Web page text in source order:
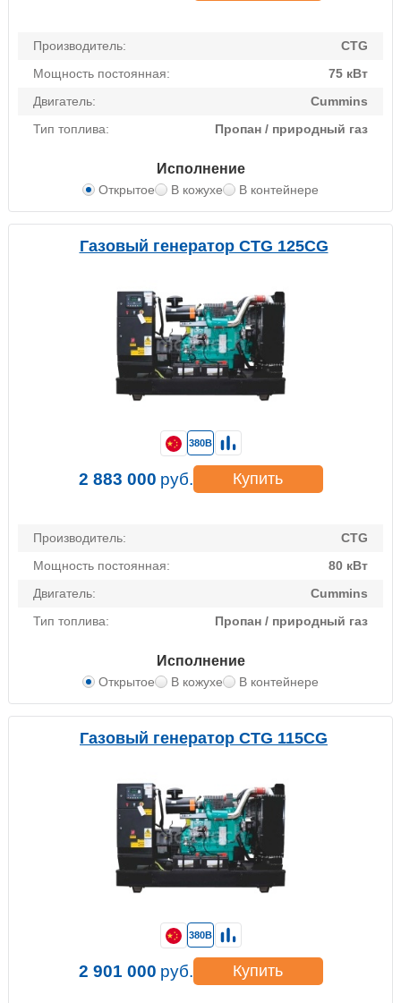
Производитель:
CTG
Мощность постоянная:
75 кВт
Двигатель:
Cummins
Тип топлива:
Пропан / природный газ
Исполнение
Открытое В кожухе В контейнере
Газовый генератор CTG 125CG
Производитель:
CTG
Мощность постоянная:
80 кВт
Двигатель:
Cummins
Тип топлива:
Пропан / природный газ
Исполнение
Открытое В кожухе В контейнере
380В
2 883 000 руб. Купить
Газовый генератор CTG 115CG
380В
2 901 000 руб. Купить